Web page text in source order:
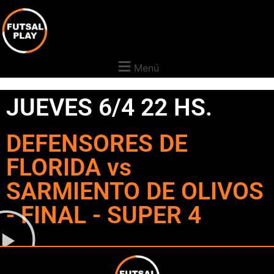
Menú
JUEVES 6/4 22 HS.
DEFENSORES DE
FLORIDA vs
SARMIENTO DE OLIVOS
- FINAL - SUPER 4